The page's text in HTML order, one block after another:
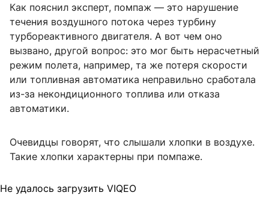
Как пояснил эксперт, помпаж — это нарушение
течения воздушного потока через турбину
турбореактивного двигателя. А вот чем оно
вызвано, другой вопрос: это мог быть нерасчетный
режим полета, например, та же потеря скорости
или топливная автоматика неправильно сработала
из-за некондиционного топлива или отказа
автоматики.
Очевидцы говорят, что слышали хлопки в воздухе.
Такие хлопки характерны при помпаже.
Не удалось загрузить VIQEO